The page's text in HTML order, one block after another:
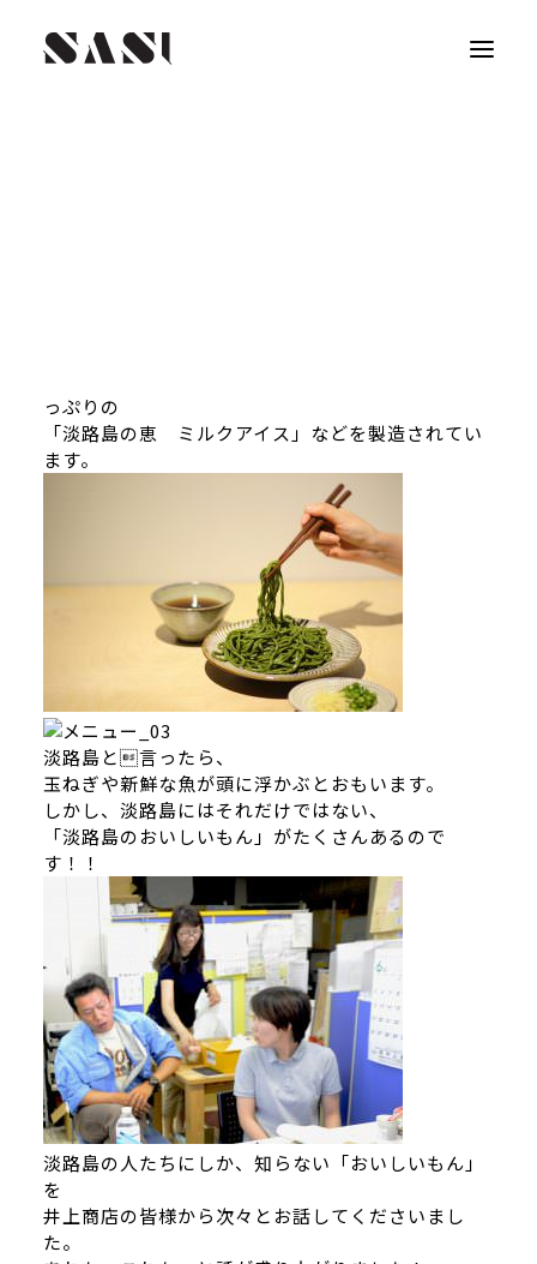
っぷりの
「淡路島の恵 ミルクアイス」などを製造されてい
ます。
淡路島と言ったら、
玉ねぎや新鮮な魚が頭に浮かぶとおもいます。
しかし、淡路島にはそれだけではない、
「淡路島のおいしいもん」がたくさんあるので
す！！
淡路島の人たちにしか、知らない「おいしいもん」
を
井上商店の皆様から次々とお話してくださいまし
た。